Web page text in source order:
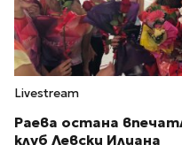
Livestream
Раева остана
клуб Левски Илиана